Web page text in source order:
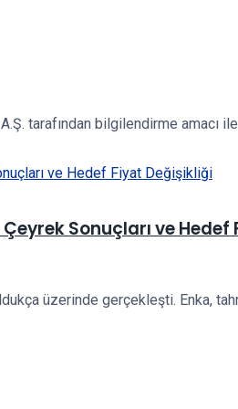
tarafından bilgilendirme amacı ile
Sonuçları ve
üzerinde gerçekleşti. Enka,